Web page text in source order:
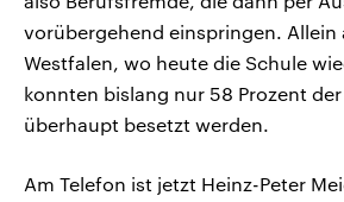
vorübergehend einspringen. Allein
Westfalen, wo heute die Schule
konnten bislang nur 58 Prozent
überhaupt besetzt werden.
Am Telefon ist jetzt Heinz-Peter